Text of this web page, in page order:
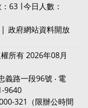
63 ∣ 今日人數：
| 政府網站資料開放
所有 2026年08月
義路一段96號 ‧ 電
9640
321（限辦公時間